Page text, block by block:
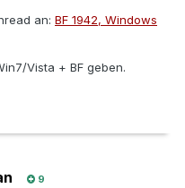
an: BF 1942, Windows
Vista + BF geben.
9